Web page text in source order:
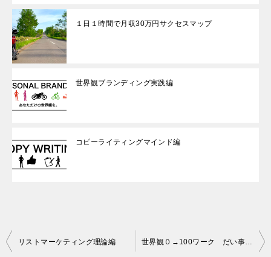
１日１時間で月収30万円サクセスマップ
世界観ブランディング実践編
コピーライティングマインド編
投
リストマーケティング理論編